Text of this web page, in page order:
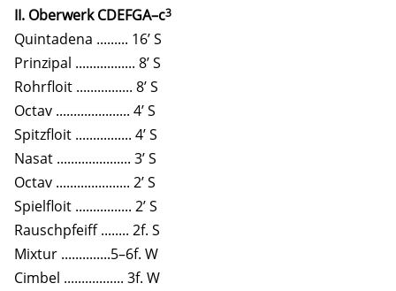
II. Oberwerk CDEFGA–c3
Quintadena ......... 16’ S
Prinzipal ................. 8’ S
Rohrfloit ................ 8’ S
Octav ..................... 4’ S
Spitzfloit ................ 4’ S
Nasat ..................... 3’ S
Octav ..................... 2’ S
Spielfloit ................ 2’ S
Rauschpfeiff ........ 2f. S
Mixtur ..............5–6f. W
Cimbel ................. 3f. W